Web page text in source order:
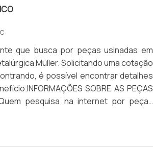
que busca por peças usinadas em
Müller. Solicitando uma cotação
é possível encontrar detalhes
SOBRE AS PEÇAS
pesquisa na internet por peças
empresa inovadora, chega até a